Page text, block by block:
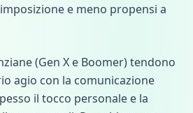
e meno propensi a
(Gen X e Boomer) tendono
agio con la comunicazione
il tocco personale e la